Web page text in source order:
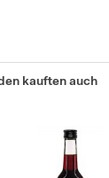
kauften auch